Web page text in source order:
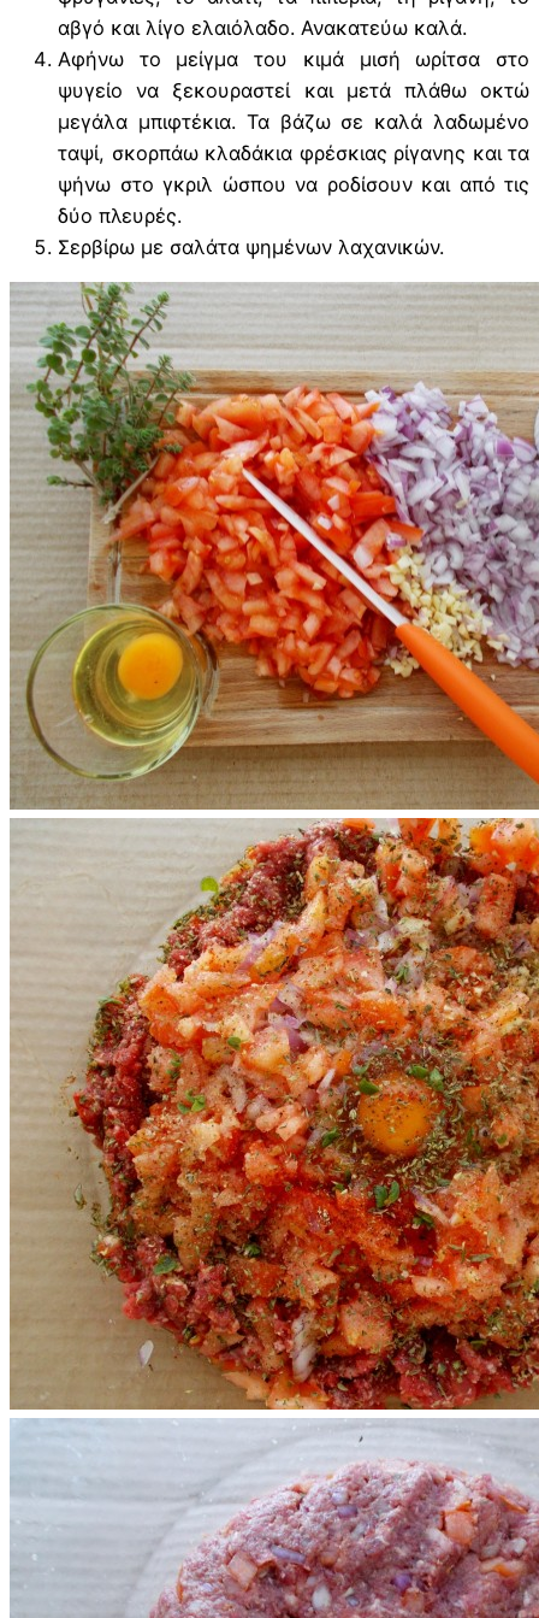
αβγό και λίγο ελαιόλαδο. Ανακατεύω καλά.
Αφήνω το μείγμα του κιμά μισή ωρίτσα στο
ψυγείο να ξεκουραστεί και μετά πλάθω οκτώ
μεγάλα μπιφτέκια. Τα βάζω σε καλά λαδωμένο
ταψί, σκορπάω κλαδάκια φρέσκιας ρίγανης και τα
ψήνω στο γκριλ ώσπου να ροδίσουν και από τις
δύο πλευρές.
Σερβίρω με σαλάτα ψημένων λαχανικών.